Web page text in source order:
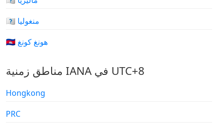
🇲🇳 منغوليا
🇭🇰 هونغ كونغ
مناطق زمنية IANA في UTC+8
Hongkong
PRC